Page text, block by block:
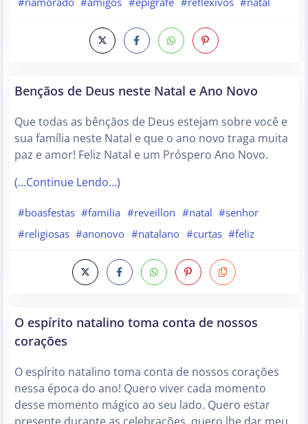
Bençãos de Deus neste Natal e Ano Novo
Que todas as bênçãos de Deus estejam sobre você e
sua família neste Natal e que o ano novo traga muita
paz e amor! Feliz Natal e um Próspero Ano Novo.
(…Continue Lendo…)
#boasfestas #familia #reveillon #natal #senhor
#religiosas #anonovo #natalano #curtas #feliz
O espírito natalino toma conta de nossos
corações
O espírito natalino toma conta de nossos corações
nessa época do ano! Quero viver cada momento
desse momento mágico ao seu lado. Quero estar